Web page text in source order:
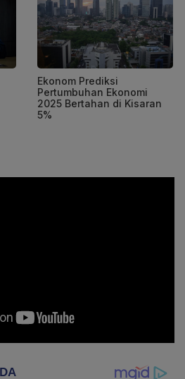
Ekonom Prediksi
Pertumbuhan Ekonomi
2025 Bertahan di Kisaran
5%